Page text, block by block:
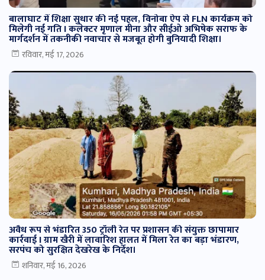
बालाघाट में शिक्षा सुधार की नई पहल, विनोबा ऐप से FLN कार्यक्रम को
मिलेगी नई गति I कलेक्टर मृणाल मीना और सीईओ अभिषेक सराफ के
मार्गदर्शन में तकनीकी नवाचार से मजबूत होगी बुनियादी शिक्षा।
रविवार, मई 17, 2026
अवैध रूप से भंडारित 350 ट्रॉली रेत पर प्रशासन की संयुक्त छापामार
कार्रवाई I ग्राम खैरी में लावारिश हालत में मिला रेत का बड़ा भंडारण,
सरपंच को सुरक्षित देखरेख के निर्देश।
शनिवार, मई 16, 2026